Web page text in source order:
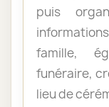
puis
famille,
funéraire,
lieu de